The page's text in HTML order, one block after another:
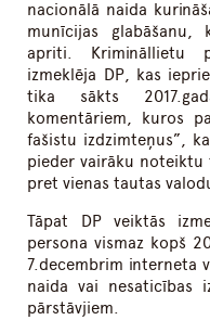
nacionālā naida
munīcijas
apriti. Krimināllietu
izmeklēja DP, kas
tika sākts
komentāriem, kuros
fašistu izdzimteņus”,
pieder vairāku
pret vienas tautas
Tāpat DP veiktās
persona vismaz kopš
7.decembrim interneta
naida vai nesaticības
pārstāvjiem.